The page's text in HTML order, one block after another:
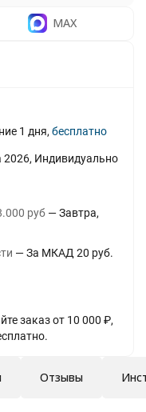
MAX
1 дня Бесплатно
2026 Индивидуально
руб
Завтра
За МКАД 20 руб.
заказ от 10 000 ₽,
Отзывы